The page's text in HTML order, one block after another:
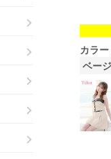
カラー
ベー